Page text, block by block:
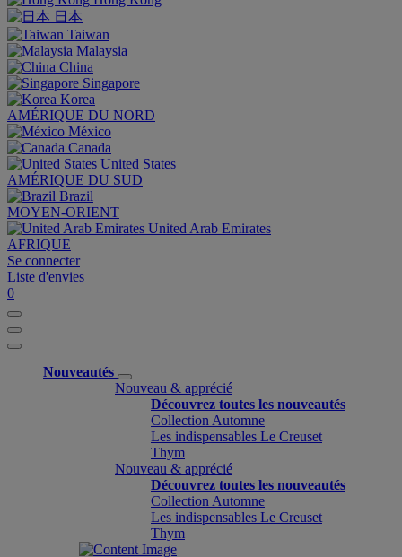
日本
Taiwan
Malaysia
China
Singapore
Korea
AMÉRIQUE DU NORD
México
Canada
United States
AMÉRIQUE DU SUD
Brazil
MOYEN-ORIENT
United Arab Emirates
AFRIQUE
Se connecter
Liste d'envies
0
Nouveautés
Nouveau & apprécié
Découvrez toutes les nouveautés
Collection Automne
Les indispensables Le Creuset
Thym
Nouveau & apprécié
Découvrez toutes les nouveautés
Collection Automne
Les indispensables Le Creuset
Thym